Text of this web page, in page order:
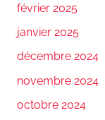
février 2025
janvier 2025
décembre 2024
novembre 2024
octobre 2024